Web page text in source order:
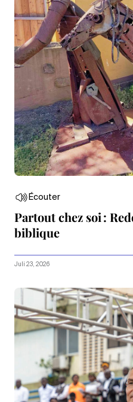
Écouter
Partout chez soi :
biblique
Juli 23, 2026